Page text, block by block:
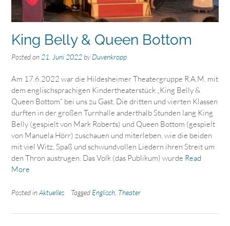
King Belly & Queen Bottom
Posted on 21. Juni 2022 byDuvenkropp
Am 17.6.2022 war die Hildesheimer Theatergruppe R.A.M. mit
dem englischsprachigen Kindertheaterstück „King Belly &
Queen Bottom“ bei uns zu Gast. Die dritten und vierten Klassen
durften in der großen Turnhalle anderthalb Stunden lang King
Belly (gespielt von Mark Roberts) und Queen Bottom (gespielt
von Manuela Hörr) zuschauen und miterleben, wie die beiden
mit viel Witz, Spaß und schwundvollen Liedern ihren Streit um
den Thron austrugen. Das Volk (das Publikum) wurde Read
More
Posted inAktuelles Tagged Englisch Theater